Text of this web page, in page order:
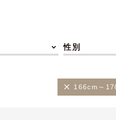
性別
166cm～